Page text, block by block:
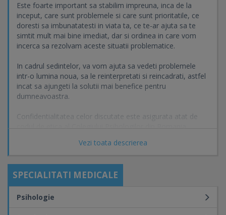
Vezi toata descrierea
Este foarte important sa stabilim impreuna, inca de la
inceput, care sunt problemele si care sunt prioritatile, ce
doresti sa imbunatatesti in viata ta, ce te-ar ajuta sa te
simtit mult mai bine imediat, dar si ordinea in care vom
incerca sa rezolvam aceste situatii problematice.
In cadrul sedintelor, va vom ajuta sa vedeti problemele
intr-o lumina noua, sa le reinterpretati si reincadrati, astfel
incat sa ajungeti la solutii mai benefice pentru
dumneavoastra.
Confidentialitatea celor discutate este asigurata atat de
care asigura buna practica a profesiei dar si de Legislatia
SPECIALITATI MEDICALE
Psihologie